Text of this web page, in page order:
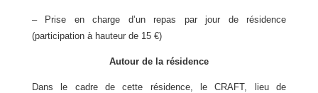
– Prise en charge d’un repas par jour de résidence
(participation à hauteur de 15 €)
Autour de la résidence
Dans le cadre de cette résidence, le CRAFT, lieu de